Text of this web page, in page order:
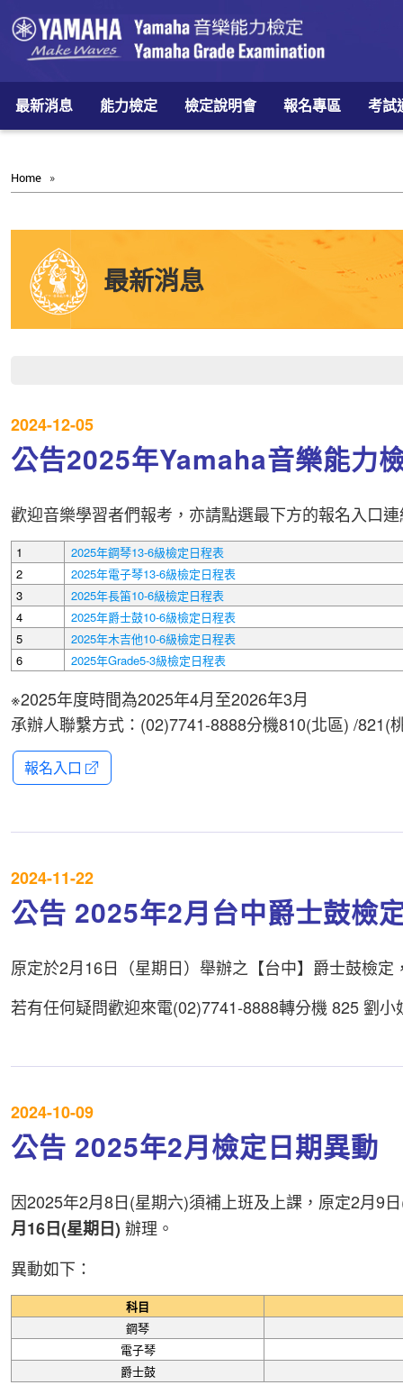
最新消息 能力檢定 檢定說明會 報名專區 考試
Home »
最新消息
2024-12-05
公告2025年Yamaha音樂能力
歡迎音樂學習者們報考，亦請點選最下方的報名入口
1
2025年鋼琴13-6級檢定日程表
2
2025年電子琴13-6級檢定日程表
3
2025年長笛10-6級檢定日程表
4
2025年爵士鼓10-6級檢定日程表
5
2025年木吉他10-6級檢定日程表
6
2025年Grade5-3級檢定日程表
※2025年度時間為2025年4月至2026年3月
承辦人聯繫方式：(02)7741-8888分機810(北區) /821(
報名入口
2024-11-22
公告 2025年2月台中爵士鼓檢
原定於2月16日（星期日）舉辦之【台中】爵士鼓檢
若有任何疑問歡迎來電(02)7741-8888轉分機 825 劉小
2024-10-09
公告 2025年2月檢定日期異動
因2025年2月8日(星期六)須補上班及上課，原定2月9
月16日(星期日) 辦理。
異動如下：
科目
鋼琴
電子琴
爵士鼓